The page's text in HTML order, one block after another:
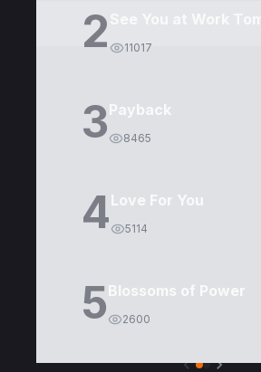
2 11017
3Payback
8465
4Love For You
5114
5Blossoms of Power
2600